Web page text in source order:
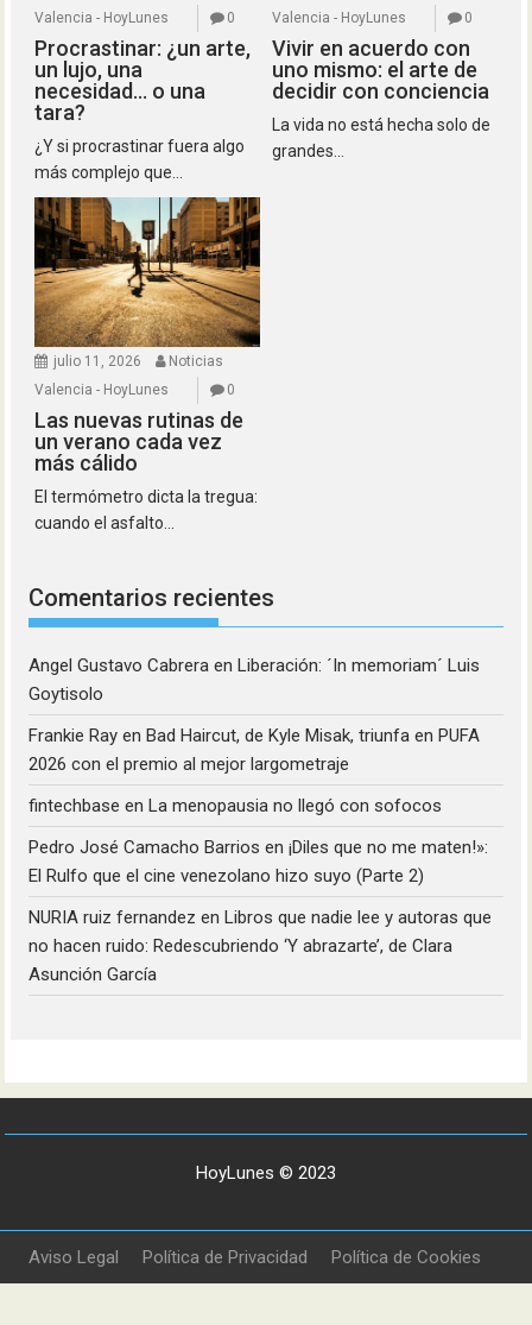
Valencia - HoyLunes
0
Procrastinar: ¿un arte,
un lujo, una
necesidad… o una
tara?
¿Y si procrastinar fuera algo
más complejo que...
Valencia - HoyLunes
0
Vivir en acuerdo con
uno mismo: el arte de
decidir con conciencia
La vida no está hecha solo de
grandes...
julio 11, 2026
Noticias
Valencia - HoyLunes
0
Las nuevas rutinas de
un verano cada vez
más cálido
El termómetro dicta la tregua:
cuando el asfalto...
Comentarios recientes
Angel Gustavo Cabrera enLiberación: ´In memoriam´ Luis
Goytisolo
Frankie Ray enBad Haircut, de Kyle Misak, triunfa en PUFA
2026 con el premio al mejor largometraje
fintechbase enLa menopausia no llegó con sofocos
Pedro José Camacho Barrios en¡Diles que no me maten!»:
El Rulfo que el cine venezolano hizo suyo (Parte 2)
NURIA ruiz fernandez enLibros que nadie lee y autoras que
no hacen ruido: Redescubriendo ‘Y abrazarte’, de Clara
Asunción García
HoyLunes © 2023
Aviso Legal Política de Privacidad Política de Cookies